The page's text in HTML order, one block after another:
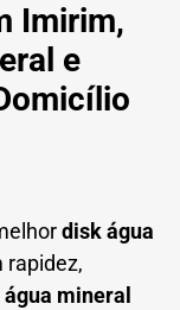
Imirim,
e
disk água
rapidez,
mineral